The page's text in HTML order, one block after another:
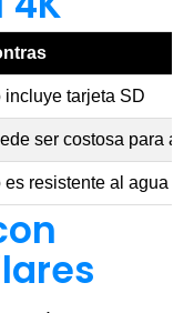
incluye tarjeta SD
ser costosa para
es resistente al agua